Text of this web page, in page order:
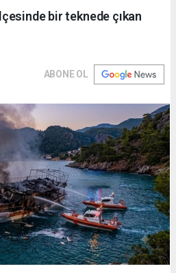
bir teknede çıkan
ABONE OL